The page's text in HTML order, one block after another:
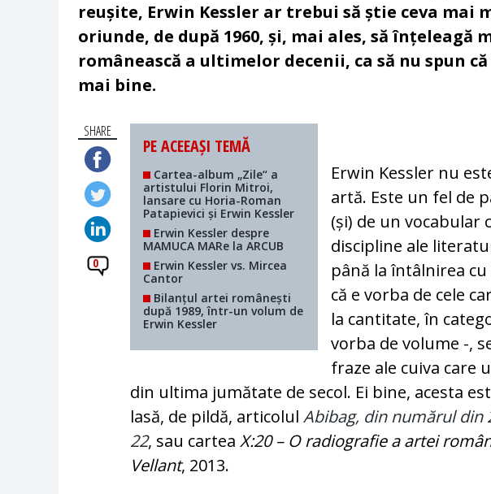
reușite, Erwin Kessler ar trebui să știe ceva mai
oriunde, de după 1960, și, mai ales, să înțeleagă
românească a ultimelor decenii, ca să nu spun
mai bine.
SHARE
0
PE ACEEAȘI TEMĂ
Cartea-album „Zile“ a
artistului Florin Mitroi,
lansare cu Horia-Roman
Patapievici și Erwin Kessler
Erwin Kessler despre
MAMUCA MARe la ARCUB
Erwin Kessler vs. Mircea
Cantor
Bilanțul artei românești
după 1989, într-un volum de
Erwin Kessler
Erwin Kessler nu
artă. Este un fel de
(și) de un vocabular
discipline ale
până la întâlnirea
că e vorba de cele
la cantitate, în
vorba de volume -,
fraze ale cuiva care
din ultima jumătate de secol. Ei bine, acesta
lasă, de pildă, articolulAbibag, din numărul din
22, sau carteaX:20 – O radiografie a artei
Vellant, 2013.